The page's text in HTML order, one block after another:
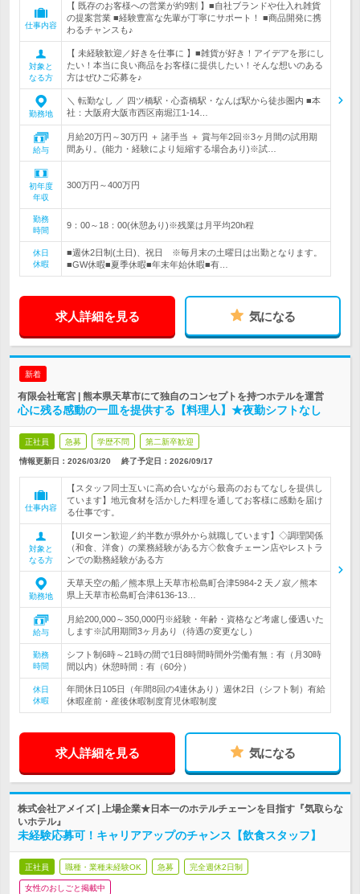
仕事内容
【 既存のお客様への営業が約9割 】■自社ブランドや仕入れ雑貨
の提案営業 ■経験豊富な先輩が丁寧にサポート！ ■商品開発に携
わるチャンスも♪
対象と
なる方
【 未経験歓迎／好きを仕事に 】■雑貨が好き！アイデアを形にし
たい！本当に良い商品をお客様に提供したい！そんな想いのある
方はぜひご応募を♪
勤務地
＼ 転勤なし ／ 四ツ橋駅・心斎橋駅・なんば駅から徒歩圏内 ■本
社：大阪府大阪市西区南堀江1-14…
給与
月給20万円～30万円 ＋ 諸手当 ＋ 賞与年2回※3ヶ月間の試用期
間あり。(能力・経験により短縮する場合あり)※試…
初年度
年収
300万円～400万円
勤務
時間
9：00～18：00(休憩あり)※残業は月平均20h程
休日
休暇
■週休2日制(土日)、祝日 ※毎月末の土曜日は出勤となります。
■GW休暇■夏季休暇■年末年始休暇■有…
求人詳細を見る 気になる
新着
有限会社竜宮 | 熊本県天草市にて独自のコンセプトを持つホテルを運営
心に残る感動の一皿を提供する【料理人】★夜勤シフトなし
正社員 急募 学歴不問 第二新卒歓迎
情報更新日：2026/03/20 終了予定日： 2026/09/17
仕事内容
【スタッフ同士互いに高め合いながら最高のおもてなしを提供し
ています】地元食材を活かした料理を通してお客様に感動を届け
る仕事です。
対象と
なる方
【UIターン歓迎／約半数が県外から就職しています】◇調理関係
（和食、洋食）の業務経験がある方◇飲食チェーン店やレストラ
ンでの勤務経験がある方
勤務地
天草天空の船／熊本県上天草市松島町合津5984-2 天ノ寂／熊本
県上天草市松島町合津6136-13…
給与
月給200,000～350,000円※経験・年齢・資格など考慮し優遇いた
します※試用期間3ヶ月あり（待遇の変更なし）
勤務
時間
シフト制6時～21時の間で1日8時間時間外労働有無：有（月30時
間以内）休憩時間：有（60分）
休日
休暇
年間休日105日（年間8回の4連休あり）週休2日（シフト制）有給
休暇産前・産後休暇制度育児休暇制度
求人詳細を見る 気になる
株式会社アメイズ | 上場企業★日本一のホテルチェーンを目指す『気取らな
いホテル』
未経験応募可！キャリアアップのチャンス【飲食スタッフ】
正社員 職種・業種未経験OK 急募 完全週休2日制
女性のおしごと掲載中